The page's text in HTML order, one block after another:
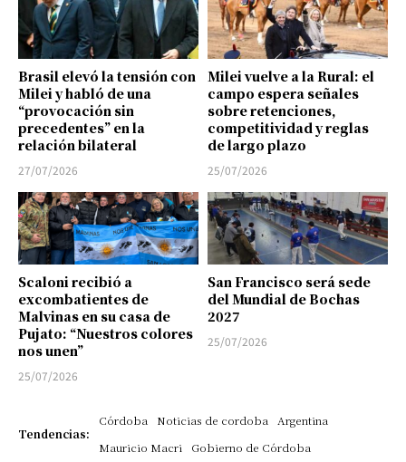
Brasil elevó la tensión con
Milei y habló de una
“provocación sin
precedentes” en la
relación bilateral
27/07/2026
Milei vuelve a la Rural: el
campo espera señales
sobre retenciones,
competitividad y reglas
de largo plazo
25/07/2026
Scaloni recibió a
excombatientes de
Malvinas en su casa de
Pujato: “Nuestros colores
nos unen”
25/07/2026
San Francisco será sede
del Mundial de Bochas
2027
25/07/2026
Tendencias:
Córdoba Noticias de cordoba
Argentina
Mauricio Macri
Gobierno de Córdoba